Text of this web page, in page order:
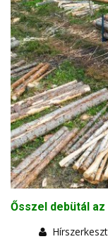
Ősszel debütál